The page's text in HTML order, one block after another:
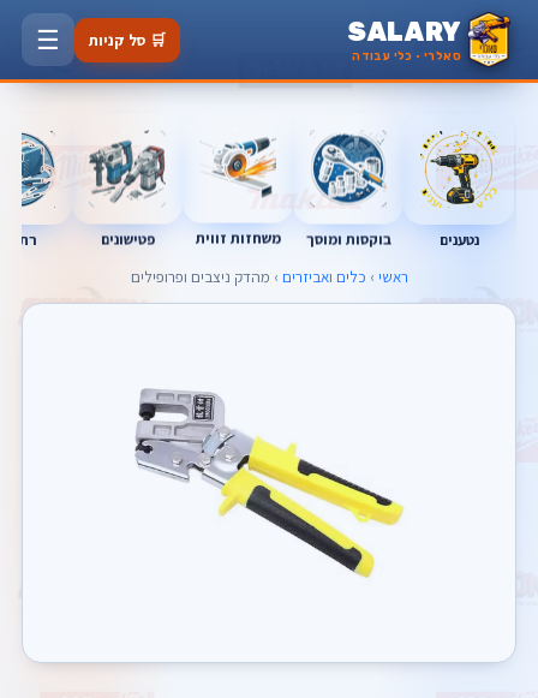
SALARY
סאלרי · כלי עבודה
🛒 סל קניות ☰
נטענים בוקסות ומוסך משחזות זווית פטישונים
ראשי › כלים ואביזרים › מהדק ניצבים ופרופילים